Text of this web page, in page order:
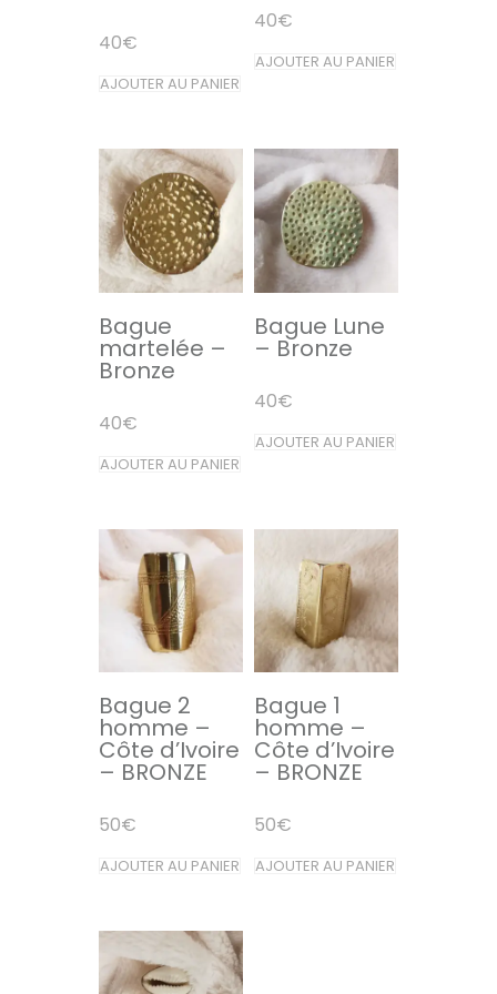
40€
AJOUTER AU PANIER
40€
AJOUTER AU PANIER
Bague
martelée –
Bronze
40€
AJOUTER AU PANIER
Bague Lune
– Bronze
40€
AJOUTER AU PANIER
Bague 2
homme –
Côte d’Ivoire
– BRONZE
50€
AJOUTER AU PANIER
Bague 1
homme –
Côte d’Ivoire
– BRONZE
50€
AJOUTER AU PANIER